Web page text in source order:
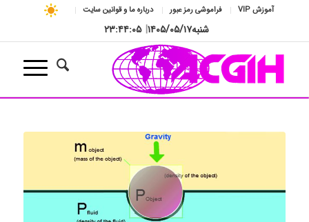
آموزش VIP فراموشی رمز عبور درباره ما و قوانین سایت
شنبه۱۴۰۵/۰۵/۱۷| ۲۳:۴۴:۰۶